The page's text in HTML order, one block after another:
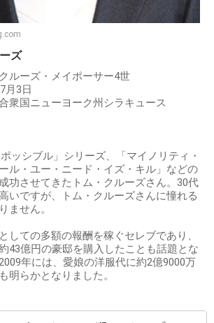
ズ
ルーズ・メイポーサー4世
月3日
衆国ニューヨーク州シラキュース
ポッシブル」シリーズ、「マイノリティ・
ル・ユー・ニード・イズ・キル」などの
功させてきたトム・クルーズさん。30代
いですが、トム・クルーズさんに憧れる
ません。
しての多額の報酬を稼ぐセレブであり、
43億円の豪邸を購入したことも話題とな
年には、愛娘の洋服代に約2億9000万
明らかとなりました。